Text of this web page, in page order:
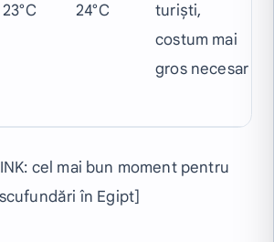
23°C
24°C
turiști,
costum mai
gros necesar
cel mai bun moment pentru
scufundări în Egipt]